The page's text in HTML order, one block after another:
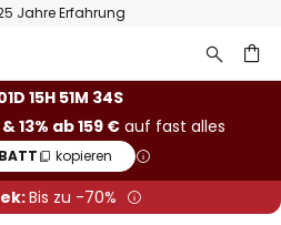
Jahre Erfahrung
15H 51M 34S
13% ab 159 €auf fast alles
kopieren
Bis zu -70%